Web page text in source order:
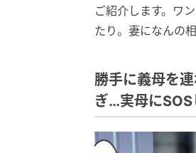
ご紹介します。ワ
たり。妻になんの
勝手に義母を
ぎ…実母にSOS